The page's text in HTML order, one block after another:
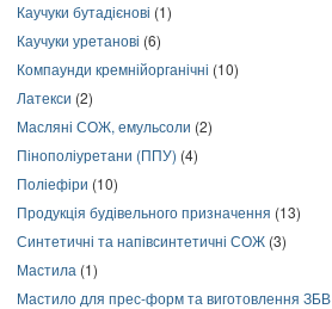
Каучуки бутадієнові (1)
Каучуки уретанові (6)
Компаунди кремнійорганічні (10)
Латекси (2)
Масляні СОЖ, емульсоли (2)
Пінополіуретани (ППУ) (4)
Поліефіри (10)
Продукція будівельного призначення (13)
Синтетичні та напівсинтетичні СОЖ (3)
Мастила (1)
Мастило для прес-форм та виготовлення ЗБВ